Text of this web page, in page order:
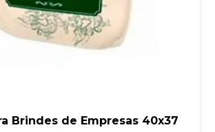
Brindes de Empresas 40x37